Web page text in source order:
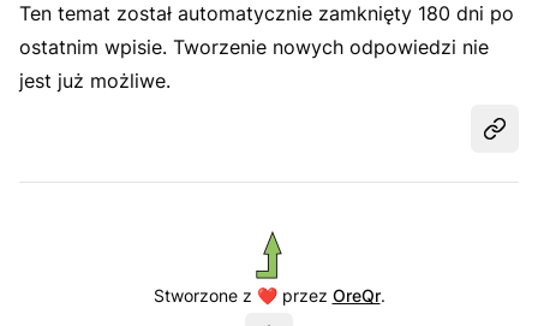
Ten temat został automatycznie zamknięty 180 dni po
ostatnim wpisie. Tworzenie nowych odpowiedzi nie
jest już możliwe.
Stworzone z ❤️ przez OreQr.